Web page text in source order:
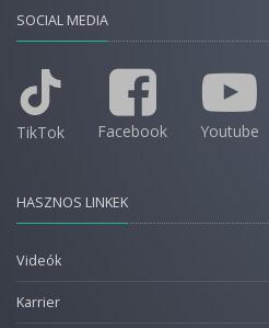
SOCIAL MEDIA
TikTok Facebook Youtube
HASZNOS LINKEK
Videók
Karrier